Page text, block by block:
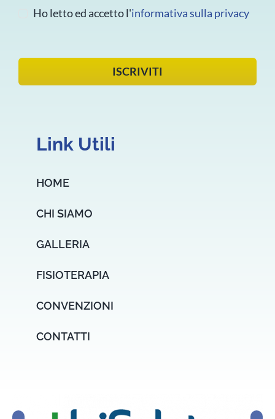
Ho letto ed accetto l'informativa sulla privacy
ISCRIVITI
Link Utili
HOME
CHI SIAMO
GALLERIA
FISIOTERAPIA
CONVENZIONI
CONTATTI